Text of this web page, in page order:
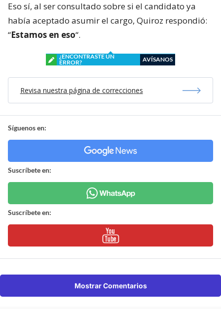
Eso sí, al ser consultado sobre si el candidato ya
había aceptado asumir el cargo, Quiroz respondió:
“Estamos en eso“.
¿ENCONTRASTE UN
ERROR?
AVÍSANOS
Revisa nuestra página de correcciones
Síguenos en:
Suscríbete en:
Suscríbete en:
Mostrar Comentarios